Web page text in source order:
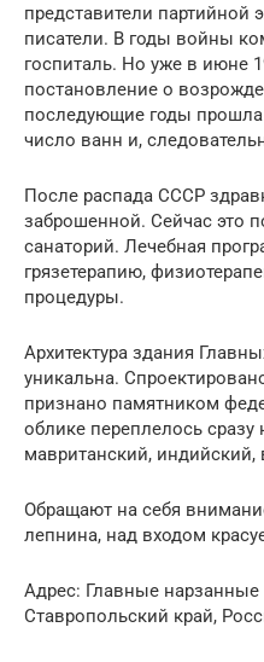
представители
писатели. В годы войны
госпиталь. Но уже в июне
постановление о
последующие годы прошла
число ванн и,
После распада СССР
заброшенной. Сейчас это
санаторий. Лечебная
грязетерапию,
процедуры.
Архитектура здания
уникальна.
признано памятником
облике переплелось сразу
мавританский, индийский,
Обращают на себя
лепнина, над входом
Адрес: Главные
Ставропольский край,